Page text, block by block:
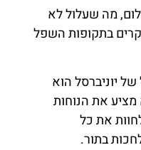
מה שעלול לא
בתקופות השפל
יוניברסל הוא
את הנוחות
את כל
בתור.